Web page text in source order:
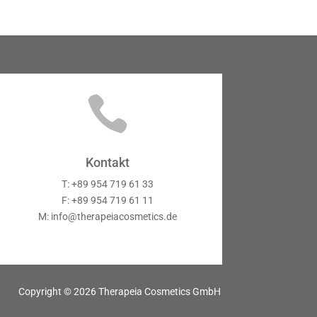

Kontakt
T: +89 954 719 61 33
F: +89 954 719 61 11
M: info@therapeiacosmetics.de
Copyright © 2026 Therapeia Cosmetics GmbH